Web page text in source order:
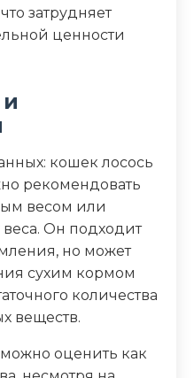
затрудняет
ценности
кошек лосось
рекомендовать
весом или
Он подходит
но может
сухим кормом
количества
веществ.
оценить как